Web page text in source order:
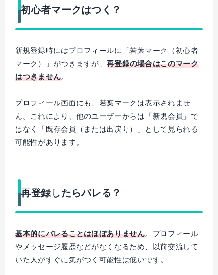
初心者マークはつく？
新規登録時にはプロフィールに「若葉マーク（初心者
マーク）」がつきますが、再登録の場合はこのマーク
はつきません。
プロフィール画面にも、若葉マークは表示されませ
ん。これにより、他のユーザーからは「新規会員」で
はなく「既存会員（または出戻り）」として見られる
可能性があります。
再登録したらバレる？
基本的にバレることはほぼありません。プロフィール
やメッセージ履歴などがなくなるため、以前交流して
いた人がすぐに気がつく可能性は低いです。